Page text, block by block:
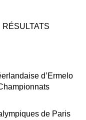
RÉSULTATS
d’Ermelo
de Paris